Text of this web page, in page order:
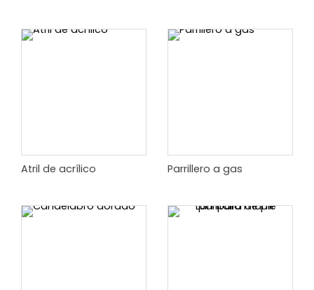
Atril de acrílico Parrillero a gas